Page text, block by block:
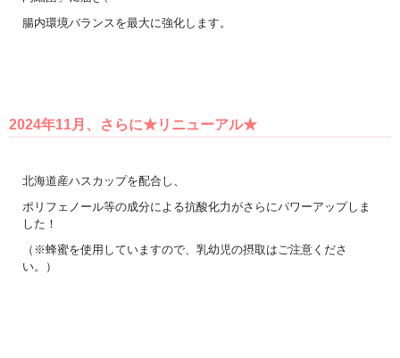
腸内環境バランスを最大に強化します。
2024年11月、さらに★リニューアル★
北海道産ハスカップを配合し、
ポリフェノール等の成分による抗酸化力がさらにパワーアップしま
した！
（※蜂蜜を使用していますので、乳幼児の摂取はご注意くださ
い。）